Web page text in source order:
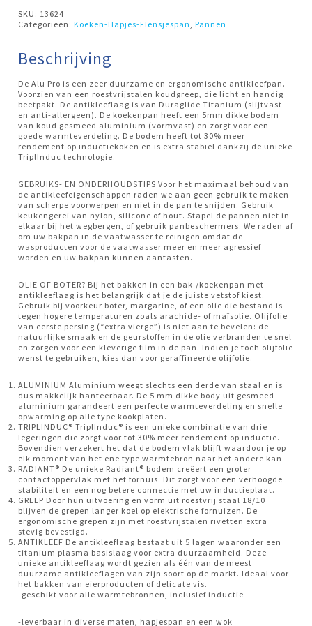
SKU: 13624
Categorieën:Koeken-Hapjes-Flensjespan ,Pannen
Beschrijving
De Alu Pro is een zeer duurzame en ergonomische antikleefpan.
Voorzien van een roestvrijstalen koudgreep, die licht en handig
beetpakt. De antikleeflaag is van Duraglide Titanium (slijtvast
en anti-allergeen). De koekenpan heeft een 5mm dikke bodem
van koud gesmeed aluminium (vormvast) en zorgt voor een
goede warmteverdeling. De bodem heeft tot 30% meer
rendement op inductiekoken en is extra stabiel dankzij de unieke
TriplInduc technologie.
GEBRUIKS- EN ONDERHOUDSTIPS Voor het maximaal behoud van
de antikleefeigenschappen raden we aan geen gebruik te maken
van scherpe voorwerpen en niet in de pan te snijden. Gebruik
keukengerei van nylon, silicone of hout. Stapel de pannen niet in
elkaar bij het wegbergen, of gebruik panbeschermers. We raden af
om uw bakpan in de vaatwasser te reinigen omdat de
wasproducten voor de vaatwasser meer en meer agressief
worden en uw bakpan kunnen aantasten.
OLIE OF BOTER? Bij het bakken in een bak-/koekenpan met
antikleeflaag is het belangrijk dat je de juiste vetstof kiest.
Gebruik bij voorkeur boter, margarine, of een olie die bestand is
tegen hogere temperaturen zoals arachide- of maïsolie. Olijfolie
van eerste persing (“extra vierge”) is niet aan te bevelen: de
natuurlijke smaak en de geurstoffen in de olie verbranden te snel
en zorgen voor een kleverige film in de pan. Indien je toch olijfolie
wenst te gebruiken, kies dan voor geraffineerde olijfolie.
ALUMINIUM Aluminium weegt slechts een derde van staal en is
dus makkelijk hanteerbaar. De 5 mm dikke body uit gesmeed
aluminium garandeert een perfecte warmteverdeling en snelle
opwarming op alle type kookplaten.
TRIPLINDUC® TriplInduc® is een unieke combinatie van drie
legeringen die zorgt voor tot 30% meer rendement op inductie.
Bovendien verzekert het dat de bodem vlak blijft waardoor je op
elk moment van het ene type warmtebron naar het andere kan
RADIANT® De unieke Radiant® bodem creëert een groter
contactoppervlak met het fornuis. Dit zorgt voor een verhoogde
stabiliteit en een nog betere connectie met uw inductieplaat.
GREEP Door hun uitvoering en vorm uit roestvrij staal 18/10
blijven de grepen langer koel op elektrische fornuizen. De
ergonomische grepen zijn met roestvrijstalen rivetten extra
stevig bevestigd.
ANTIKLEEF De antikleeflaag bestaat uit 5 lagen waaronder een
titanium plasma basislaag voor extra duurzaamheid. Deze
unieke antikleeflaag wordt gezien als één van de meest
duurzame antikleeflagen van zijn soort op de markt. Ideaal voor
het bakken van eierproducten of delicate vis.
-geschikt voor alle warmtebronnen, inclusief inductie
-leverbaar in diverse maten, hapjespan en een wok